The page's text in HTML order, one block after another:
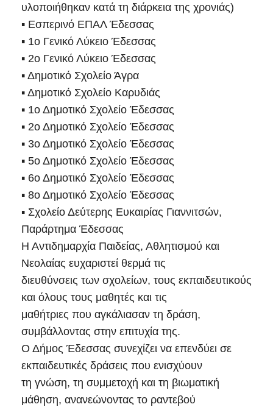
υλοποιήθηκαν κατά τη διάρκεια της χρονιάς)
▪ Εσπερινό ΕΠΑΛ Έδεσσας
▪ 1ο Γενικό Λύκειο Έδεσσας
▪ 2ο Γενικό Λύκειο Έδεσσας
▪ Δημοτικό Σχολείο Άγρα
▪ Δημοτικό Σχολείο Καρυδιάς
▪ 1ο Δημοτικό Σχολείο Έδεσσας
▪ 2ο Δημοτικό Σχολείο Έδεσσας
▪ 3ο Δημοτικό Σχολείο Έδεσσας
▪ 5ο Δημοτικό Σχολείο Έδεσσας
▪ 6ο Δημοτικό Σχολείο Έδεσσας
▪ 8ο Δημοτικό Σχολείο Έδεσσας
▪ Σχολείο Δεύτερης Ευκαιρίας Γιαννιτσών,
Παράρτημα Έδεσσας
Η Αντιδημαρχία Παιδείας, Αθλητισμού και
Νεολαίας ευχαριστεί θερμά τις
διευθύνσεις των σχολείων, τους εκπαιδευτικούς
και όλους τους μαθητές και τις
μαθήτριες που αγκάλιασαν τη δράση,
συμβάλλοντας στην επιτυχία της.
Ο Δήμος Έδεσσας συνεχίζει να επενδύει σε
εκπαιδευτικές δράσεις που ενισχύουν
τη γνώση, τη συμμετοχή και τη βιωματική
μάθηση, ανανεώνοντας το ραντεβού